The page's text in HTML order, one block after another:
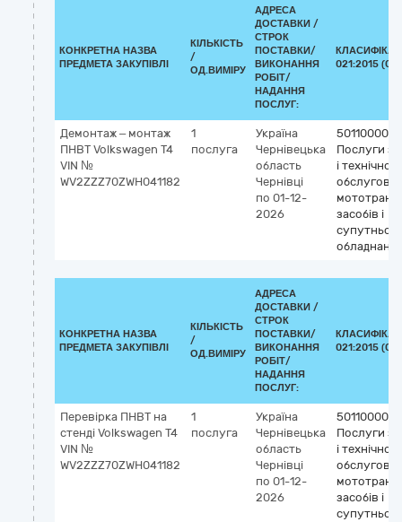
КОНКРЕТНА НАЗВА
ПРЕДМЕТА ЗАКУПІВЛІ
КІЛЬКІСТЬ
/
ОД.ВИМІРУ
АДРЕСА
ДОСТАВКИ /
СТРОК
ПОСТАВКИ/
ВИКОНАННЯ
РОБІТ/
НАДАННЯ
ПОСЛУГ:
021:2015
Демонтаж – монтаж
ПНВТ Volkswagen T4
VIN №
WV2ZZZ70ZWH041182
1
послуга
Україна
Чернівецька
область
Чернівці
по 01-12-
2026
50110000-9
Послуги з
і
засобів і
КОНКРЕТНА НАЗВА
ПРЕДМЕТА ЗАКУПІВЛІ
КІЛЬКІСТЬ
/
ОД.ВИМІРУ
АДРЕСА
ДОСТАВКИ /
СТРОК
ПОСТАВКИ/
ВИКОНАННЯ
РОБІТ/
НАДАННЯ
ПОСЛУГ:
021:2015
Перевірка ПНВТ на
стенді Volkswagen T4
VIN №
WV2ZZZ70ZWH041182
1
послуга
Україна
Чернівецька
область
Чернівці
по 01-12-
2026
50110000-9
Послуги з
і
засобів і